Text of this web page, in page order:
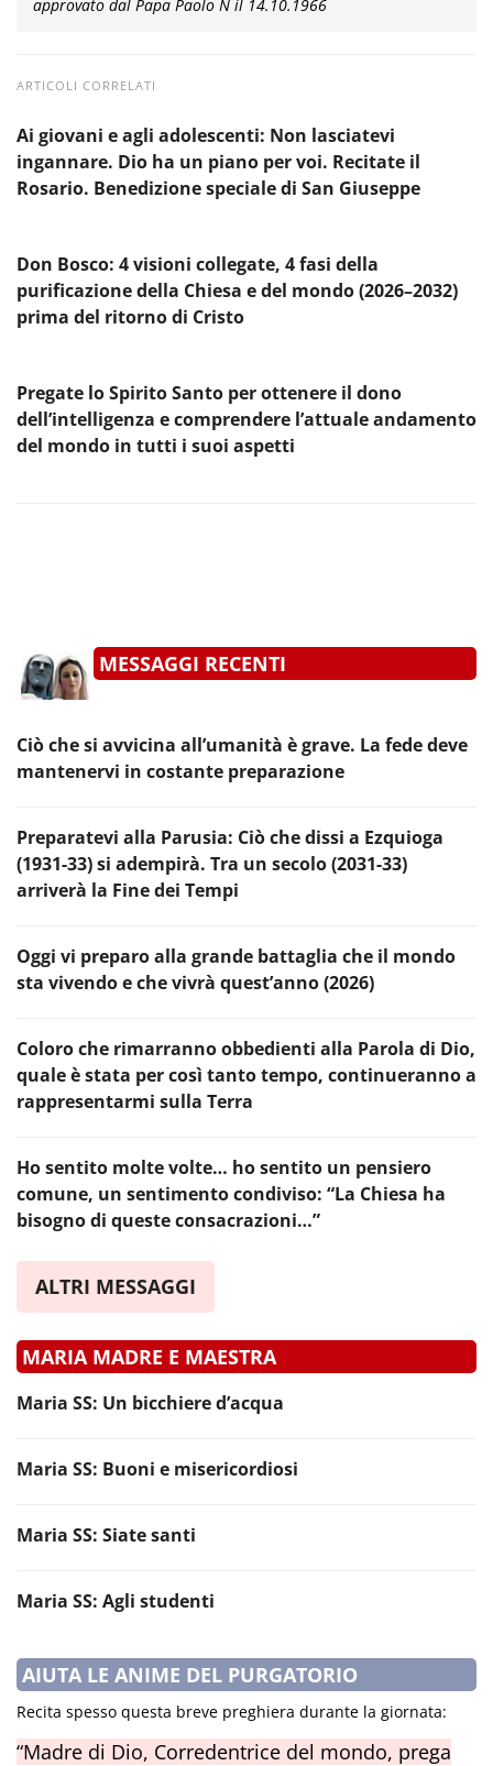
approvato dal Papa Paolo N il 14.10.1966
ARTICOLI CORRELATI
Ai giovani e agli adolescenti: Non lasciatevi
ingannare. Dio ha un piano per voi. Recitate il
Rosario. Benedizione speciale di San Giuseppe
Don Bosco: 4 visioni collegate, 4 fasi della
purificazione della Chiesa e del mondo (2026–2032)
prima del ritorno di Cristo
Pregate lo Spirito Santo per ottenere il dono
dell’intelligenza e comprendere l’attuale andamento
del mondo in tutti i suoi aspetti
MESSAGGI RECENTI
Ciò che si avvicina all’umanità è grave. La fede deve
mantenervi in costante preparazione
Preparatevi alla Parusia: Ciò che dissi a Ezquioga
(1931-33) si adempirà. Tra un secolo (2031-33)
arriverà la Fine dei Tempi
Oggi vi preparo alla grande battaglia che il mondo
sta vivendo e che vivrà quest’anno (2026)
Coloro che rimarranno obbedienti alla Parola di Dio,
quale è stata per così tanto tempo, continueranno a
rappresentarmi sulla Terra
Ho sentito molte volte… ho sentito un pensiero
comune, un sentimento condiviso: “La Chiesa ha
bisogno di queste consacrazioni…”
ALTRI MESSAGGI
MARIA MADRE E MAESTRA
Maria SS: Un bicchiere d’acqua
Maria SS: Buoni e misericordiosi
Maria SS: Siate santi
Maria SS: Agli studenti
AIUTA LE ANIME DEL PURGATORIO
Recita spesso questa breve preghiera durante la giornata:
“Madre di Dio, Corredentrice del mondo, prega